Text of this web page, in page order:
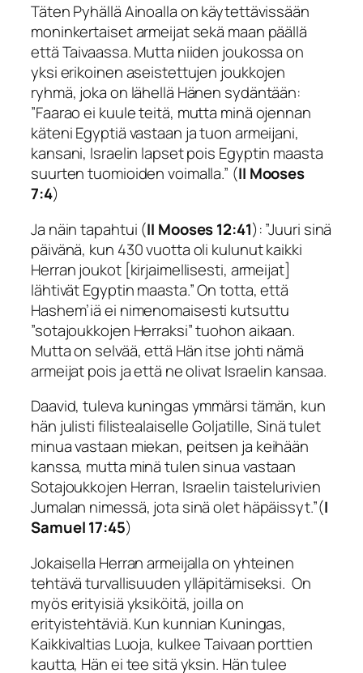
Täten Pyhällä Ainoalla on käytettävissään
moninkertaiset armeijat sekä maan päällä
että Taivaassa. Mutta niiden joukossa on
yksi erikoinen aseistettujen joukkojen
ryhmä, joka on lähellä Hänen sydäntään:
”Faarao ei kuule teitä, mutta minä ojennan
käteni Egyptiä vastaan ja tuon armeijani,
kansani, Israelin lapset pois Egyptin maasta
suurten tuomioiden voimalla.” (II Mooses
7:4)
Ja näin tapahtui (II Mooses 12:41): ”Juuri sinä
päivänä, kun 430 vuotta oli kulunut kaikki
Herran joukot [kirjaimellisesti, armeijat]
lähtivät Egyptin maasta.” On totta, että
Hashem’iä ei nimenomaisesti kutsuttu
”sotajoukkojen Herraksi” tuohon aikaan.
Mutta on selvää, että Hän itse johti nämä
armeijat pois ja että ne olivat Israelin kansaa.
Daavid, tuleva kuningas ymmärsi tämän, kun
hän julisti filistealaiselle Goljatille, Sinä tulet
minuavastaan miekan, peitsen ja keihään
kanssa, mutta minä tulen sinua vastaan
Sotajoukkojen Herran, Israelintaistelurivien
Jumalan nimessä, jota sinä olet häpäissyt.”(I
Samuel 17:45)
Jokaisella Herran armeijalla on yhteinen
tehtävä turvallisuuden ylläpitämiseksi. On
myös erityisiä yksiköitä, joilla on
erityistehtäviä. Kun kunnian Kuningas,
Kaikkivaltias Luoja, kulkee Taivaan porttien
kautta, Hän ei tee sitä yksin. Hän tulee